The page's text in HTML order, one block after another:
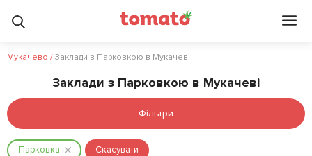
Мукачево / Заклади з Парковкою в Мукачеві
Заклади з Парковкою в Мукачеві
Фільтри
Парковка Скасувати